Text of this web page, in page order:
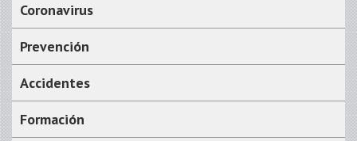
Coronavirus
Prevención
Accidentes
Formación